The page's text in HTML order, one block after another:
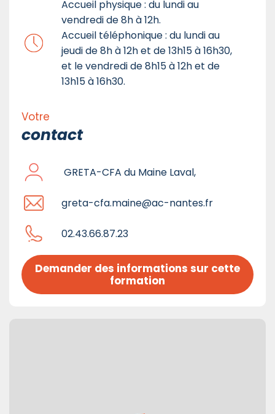
Accueil physique : du lundi au
vendredi de 8h à 12h.
Accueil téléphonique : du lundi au
jeudi de 8h à 12h et de 13h15 à 16h30,
et le vendredi de 8h15 à 12h et de
13h15 à 16h30.
Votre
contact
GRETA-CFA du Maine Laval,
greta-cfa.maine@ac-nantes.fr
02.43.66.87.23
Demander des informations sur cette
formation